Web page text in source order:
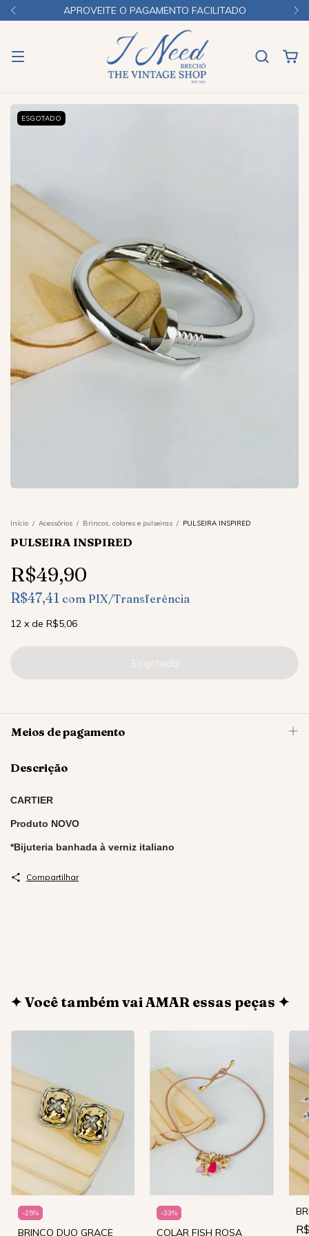
APROVEITE O PAGAMENTO FACILITADO
ESGOTADO
Início / Acessórios / Brincos, colares e pulseiras / PULSEIRA INSPIRED
PULSEIRA INSPIRED
R$49,90
R$47,41 com PIX/Transferência
12 x de R$5,06
Meios de pagamento
Descrição
CARTIER
Produto NOVO
*Bijuteria banhada à verniz italiano
Compartilhar
✦ Você também vai AMAR essas peças ✦
-25%
BRINCO DUO GRACE
-33%
COLAR FISH ROSA